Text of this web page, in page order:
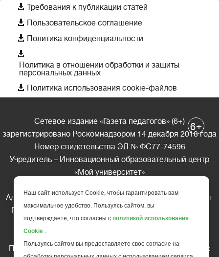
 Требования к публикации статей
 Пользовательское соглашение
 Политика конфиденциальности

Политика в отношении обработки и защиты
персональных данных
 Политика использования cookie-файлов
Сетевое издание «Газета педагогов» (6+)
зарегистрировано Роскомнадзором 14 декабря 2018 года
Номер свидетельства ЭЛ № ФС77-74596
Учредитель – Инновационный образовательный центр
«Мой университет»
Адрес редакции: 185035 Россия, Республика Карелия, г.
Петрозаводск, ул. Фридриха Энгельса д.10, офис 211
Телефон редакции: +7 (499) 685-10-45
Перепечатка материалов газеты допускается только c
6+
Наш сайт использует Cookie, чтобы гарантировать вам
максимальное удобство. Пользуясь сайтом, вы
подтверждаете, что согласны с политикой использования
Cookie .
Пользуясь сайтом вы предоставляете свое согласие на